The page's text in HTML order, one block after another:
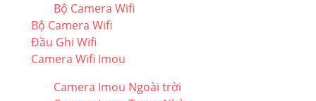
Bộ Camera Wifi
Bộ Camera Wifi
Đầu Ghi Wifi
Camera Wifi Imou
Camera Imou Ngoài trời